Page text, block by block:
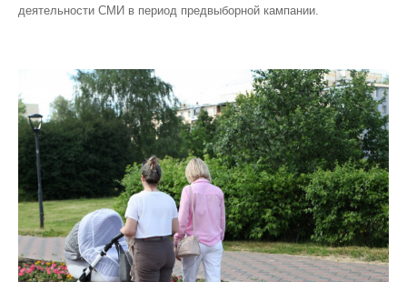
деятельности СМИ в период предвыборной кампании.